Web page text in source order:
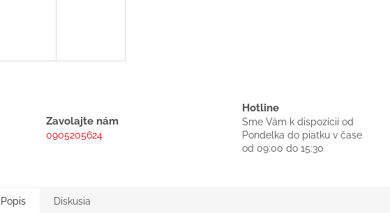
Zavolajte nám
0905205624
Hotline
Sme Vám k dispozícií od
Pondelka do piatku v čase
od 09:00 do 15:30
Popis Diskusia